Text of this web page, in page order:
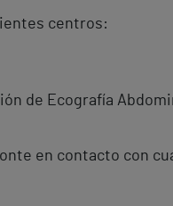
centros:
de Ecografía
en contacto con